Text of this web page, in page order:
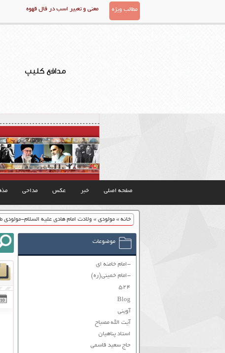
مطالب ویژه معنی و تعبیر اسب در فال قهوه
مدافع کلیپ
صفحه اصلی خبر عکس مداحی
خانه» مولودی» ولادت امام هادی علیه السلام-مولودی
موضوعات
-امام خامنه ای
-امام خمینی(ره)
۵۲۴
Blog
آوینی
آیت الله مصباح
استاد پناهیان
حاج سعید قاسمی